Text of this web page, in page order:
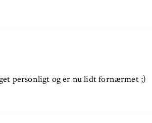
personligt og er nu lidt fornærmet ;)